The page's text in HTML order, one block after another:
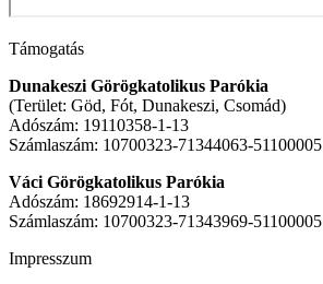
Támogatás
Dunakeszi Görögkatolikus Parókia
(Terület: Göd, Fót, Dunakeszi, Csomád)
Adószám: 19110358-1-13
Számlaszám: 10700323-71344063-51100005
Váci Görögkatolikus Parókia
Adószám: 18692914-1-13
Számlaszám: 10700323-71343969-51100005
Impresszum